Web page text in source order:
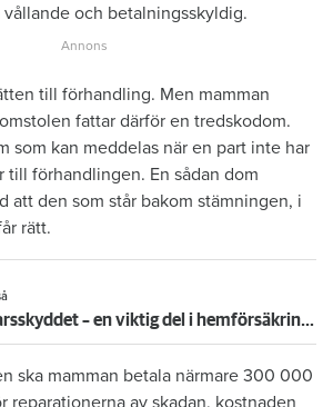
vållande och betalningsskyldig.
till förhandling. Men mamman
fattar därför en tredskodom.
som kan meddelas när en part inte har
till förhandlingen. En sådan dom
att den som står bakom stämningen, i
rätt.
Ansvarsskyddet – en viktig del i hemförsäkringen
ska mamman betala närmare 300 000